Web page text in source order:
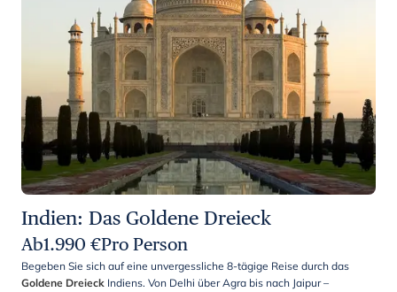
Indien: Das Goldene Dreieck
Ab1.990 €Pro Person
Begeben Sie sich auf eine unvergessliche 8-tägige Reise durch das
Goldene Dreieck Indiens. Von Delhi über Agra bis nach Jaipur –